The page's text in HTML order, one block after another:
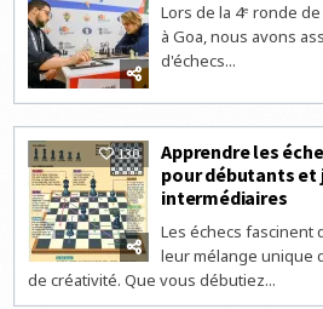
Lors de la 4ᵉ ronde
à Goa, nous avons
d'échecs...
130
Apprendre les
pour débutants et
intermédiaires
Les échecs fascinent
leur mélange unique
de créativité. Que vous débutiez...